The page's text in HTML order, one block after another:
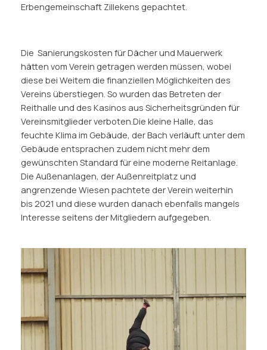
Erbengemeinschaft Zillekens gepachtet.
Die Sanierungskosten für Dächer und Mauerwerk
hätten vom Verein getragen werden müssen, wobei
diese bei Weitem die finanziellen Möglichkeiten des
Vereins überstiegen. So wurden das Betreten der
Reithalle und des Kasinos aus Sicherheitsgründen für
Vereinsmitglieder verboten.Die kleine Halle, das
feuchte Klima im Gebäude, der Bach verläuft unter dem
Gebäude entsprachen zudem nicht mehr dem
gewünschten Standard für eine moderne Reitanlage.
Die Außenanlagen, der Außenreitplatz und
angrenzende Wiesen pachtete der Verein weiterhin
bis 2021 und diese wurden danach ebenfalls mangels
Interesse seitens der Mitgliedern aufgegeben.